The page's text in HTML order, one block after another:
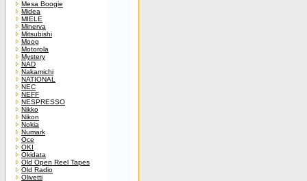
Mesa Boogie
Midea
MIELE
Minerva
Mitsubishi
Moog
Motorola
Mystery
NAD
Nakamichi
NATIONAL
NEC
NEFF
NESPRESSO
Nikko
Nikon
Nokia
Numark
Oce
OKI
Okidata
Old Open Reel Tapes
Old Radio
Olivetti